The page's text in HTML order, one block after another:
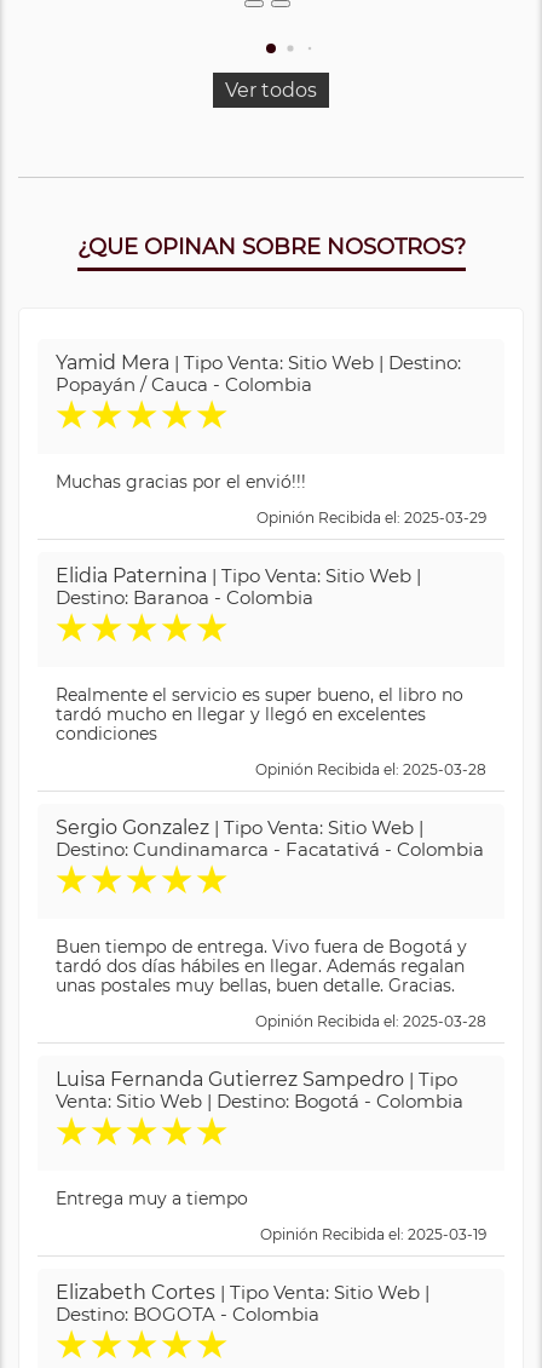
Ver todos
¿QUE OPINAN SOBRE NOSOTROS?
Yamid Mera | Tipo Venta: Sitio Web | Destino:
Popayán / Cauca - Colombia
★★★★★
Muchas gracias por el envió!!!
Opinión Recibida el: 2025-03-29
Elidia Paternina | Tipo Venta: Sitio Web |
Destino: Baranoa - Colombia
★★★★★
Realmente el servicio es super bueno, el libro no
tardó mucho en llegar y llegó en excelentes
condiciones
Opinión Recibida el: 2025-03-28
Sergio Gonzalez | Tipo Venta: Sitio Web |
Destino: Cundinamarca - Facatativá - Colombia
★★★★★
Buen tiempo de entrega. Vivo fuera de Bogotá y
tardó dos días hábiles en llegar. Además regalan
unas postales muy bellas, buen detalle. Gracias.
Opinión Recibida el: 2025-03-28
Luisa Fernanda Gutierrez Sampedro | Tipo
Venta: Sitio Web | Destino: Bogotá - Colombia
★★★★★
Entrega muy a tiempo
Opinión Recibida el: 2025-03-19
Elizabeth Cortes | Tipo Venta: Sitio Web |
Destino: BOGOTA - Colombia
★★★★★